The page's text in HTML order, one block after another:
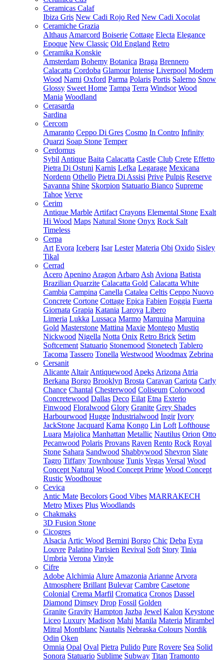
Ceramicas Calaf
Ibiza Gris New Cadi Rojo Red New Cadi Xocolat
Ceramiche Grazia
Althaus Amarcord Boiserie Cottage Electa Elegance
Epoque New Classic Old England Retro
Ceramika Konskie
Amsterdam Bohemy Botanica Braga Brennero
Calacatta Cordoba Glamour Intense Liverpool Modern
Wood Narni Oxford Parma Polaris Portis Salerno Snow
Glossy Sweet Home Tampa Terra Windsor Wood
Mania Woodland
Cerasarda
Sardina
Cercom
Amaranto Ceppo Di Gres Cosmo In Contro Infinity
Quarzi Soap Stone Temper
Cerdomus
Sybil Antique Baita Calacatta Castle Club Crete Effetto
Pietra Di Ostuni Karnis Lefka Legarage Mexicana
Nordenn Othello Pietra Di Assisi Prive Pulpis Reserve
Savanna Shine Skorpion Statuario Bianco Supreme
Tahoe Verve
Cerim
Antique Marble Artifact Crayons Elemental Stone Exalt
Hi Wood Maps Natural Stone Onyx Rock Salt
Timeless
Cerpa
Art Evora Iceberg Isar Lester Materia Obi Oxido Sisley
Tikal
Cerrad
Acero Apenino Aragon Arbaro Ash Aviona Batista
Brazilian Quarzite Calacatta Gold Calacatta White
Cambia Campina Canella Catalea Celtis Ceppo Nuovo
Concrete Cortone Cottage Epica Fabien Foggia Fuerta
Giornata Grapia Katania Laroya Libero
Limeria Lukka Lussaca Marmo Marquina Marquina
Gold Masterstone Mattina Maxie Montego Mustiq
Nickwood Nigella Notta Onix Retro Brick Setim
Softcement Statuario Stonemood Stonetech Tablero
Tacoma Tassero Tonella Westwood Woodmax Zebrina
Cersanit
Alicante Altair Antiquewood Apeks Arizona Atria
Berkana Borgo Brooklyn Brosta Caravan Cariota Carly
Chance Chantal Chesterwood Coliseum Colorwood
Concretewood Dallas Deco Eilat Etna Exterio
Finwood Floralwood Glory Granite Grey Shades
Harbourwood Hugge Industrialwood Ingir Ivory
JackStone Jacquard Kama Kongo Lin Loft Lofthouse
Luara Majolica Manhattan Metallic Nautilus Orion Otto
Pecanwood Polaris Provans Raven Rento Rock Royal
Stone Sahara Sandwood Shabbywood Shevron Slate
Tagro Tiffany Townhouse Tunis Vegas Versal Wood
Concept Natural Wood Concept Prime Wood Concept
Rustic Woodhouse
Cevica
Antic Mate Becolors Good Vibes MARRAKECH
Metro Mixes Plus Woodlands
Chakmaks
3D Fusion Stone
Cicogres
Alsacia Artic Wood Bernini Borgo Chic Deba Eyra
Louvre Palatino Parisien Revival Soft Story Tinia
Umbria Verona Vinyle
Cifre
Adobe Alchimia Alure Amazonia Arianne Arvora
Atmosphere Brillant Bulevar Cambre Casetone
Colonial Crema Marfil Cromatica Cronos Dassel
Diamond Dimsey Drop Fossil Golden
Granite Gravity Hampton Jazba Jewel Kalon Keystone
Liceo Luxury Madison Mahi Manila Materia Mirambel
Mitral Montblanc Nautalis Nebraska Colours Nordik
Odin Oken
Omnia Opal Oval Pietra Pulido Pure Rovere Sea Solid
Sonora Statuario Sublime Subway Titan Tramonto